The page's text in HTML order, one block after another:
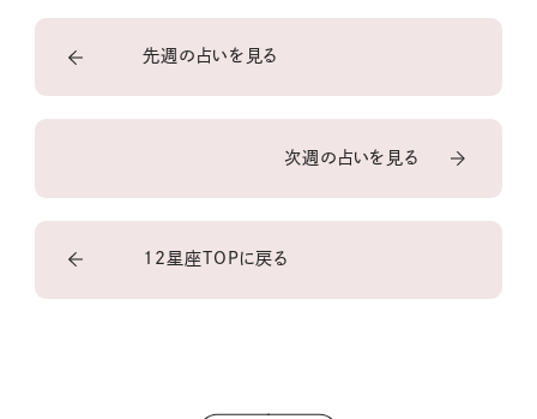
先週の占いを見る
次週の占いを見る
12星座TOPに戻る